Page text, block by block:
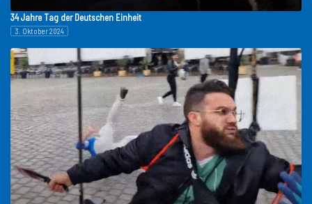
34 Jahre Tag der Deutschen Einheit
3. Oktober 2024